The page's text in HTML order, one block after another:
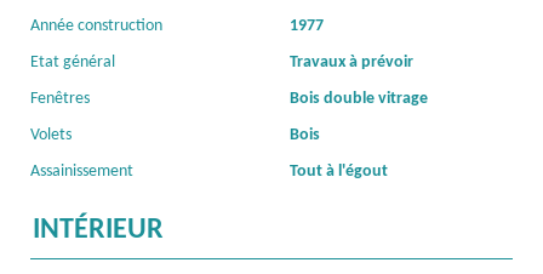
Année construction
1977
Etat général
Travaux à prévoir
Fenêtres
Bois double vitrage
Volets
Bois
Assainissement
Tout à l'égout
INTÉRIEUR